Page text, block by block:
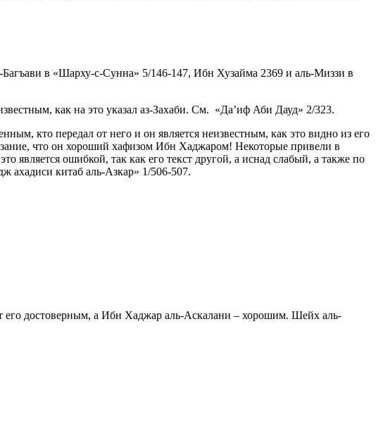
в «Шарху-с-Сунна» 5/146-147, Ибн Хузайма 2369 и аль-Миззи в
как на это указал аз-Захаби. См. «Да’иф Аби Дауд» 2/323.
кто передал от него и он является неизвестным, как это видно из его
что он хороший хафизом Ибн Хаджаром! Некоторые привели в
является ошибкой, так как его текст другой, а иснад слабый, а также по
ахадиси китаб аль-Азкар» 1/506-507.
его достоверным, а Ибн Хаджар аль-Аскалани – хорошим. Шейх аль-